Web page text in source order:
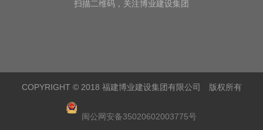
扫描二维码，关注博业建设集团
COPYRIGHT © 2018 福建博业建设集团有限公司 版权所有
闽公网安备35020602003775号